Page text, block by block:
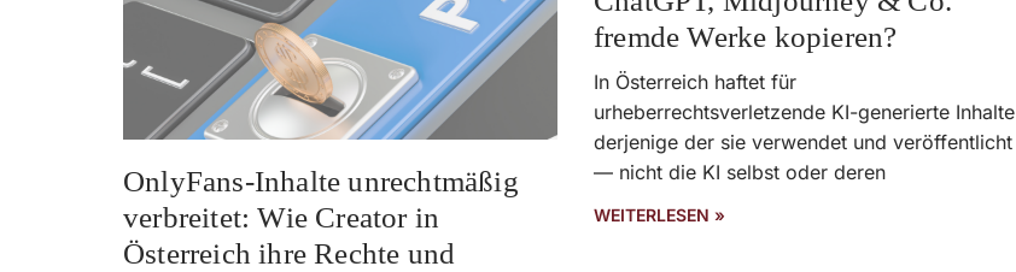
OnlyFans-Inhalte unrechtmäßig
verbreitet: Wie Creator in
Österreich ihre Rechte und
fremde Werke kopieren?
In Österreich haftet für
urheberrechtsverletzende KI-generierte Inhalte
derjenige der sie verwendet und veröffentlicht
— nicht die KI selbst oder deren
WEITERLESEN »